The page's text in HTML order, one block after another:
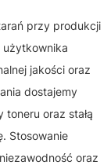
przy produkcji
użytkownika
jakości oraz
dostajemy
oraz stałą
Stosowanie
oraz